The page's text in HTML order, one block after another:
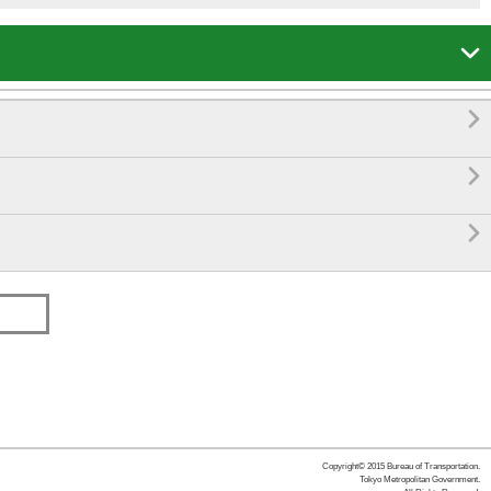




Copyright© 2015 Bureau of Transportation.
Tokyo Metropolitan Government.